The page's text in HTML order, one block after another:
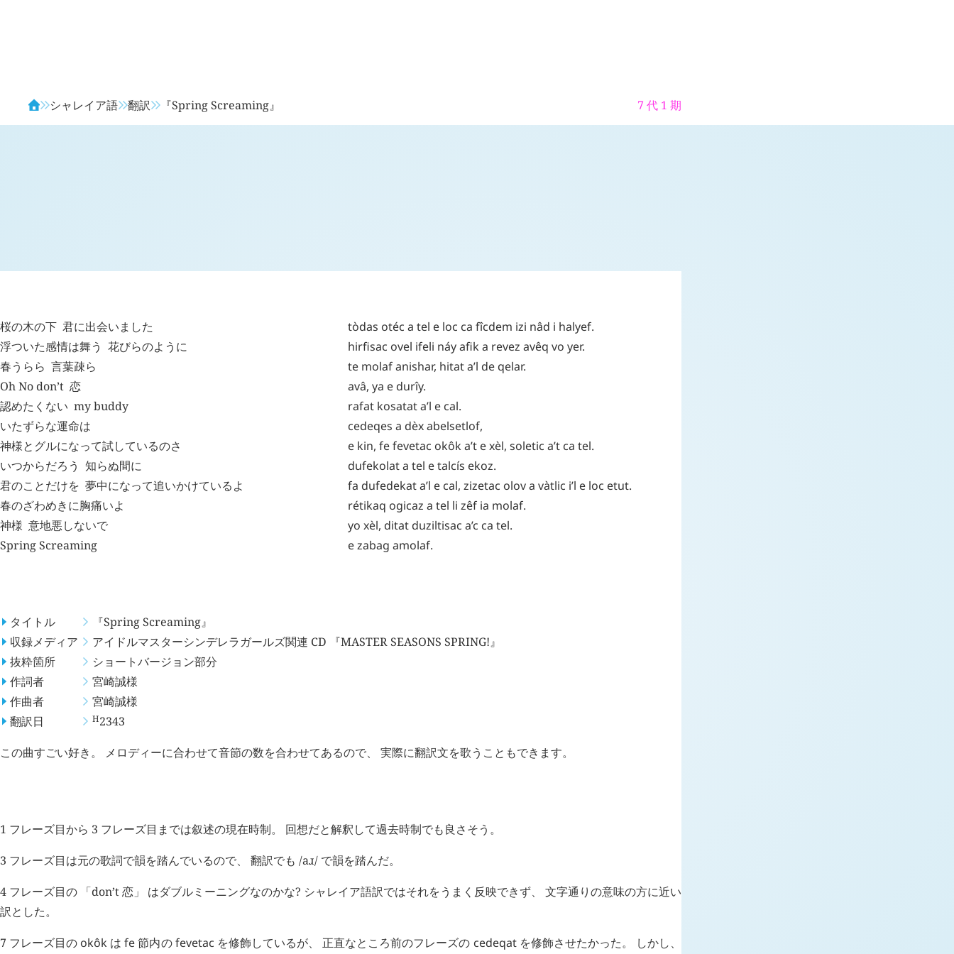
シャレイア語 翻訳 『Spring Screaming』 7 代 1 期
桜の木の下 君に出会いました tòdas otéc a tel e loc ca fîcdem izi nâd i halyef.
浮ついた感情は舞う 花びらのように hirfisac ovel ifeli náy afik a revez avêq vo yer.
春うらら 言葉疎ら te molaf anishar, hitat a’l de qelar.
Oh No don’t 恋 avâ, ya e durîy.
認めたくない my buddy rafat kosatat a’l e cal.
いたずらな運命は
cedeqes a dèx abelsetlof,
神様とグルになって試しているのさ
e kin, fe fevetac okôk a’t e xèl, soletic a’t ca tel.
いつからだろう 知らぬ間に dufekolat a tel e talcís ekoz.
君のことだけを 夢中になって追いかけているよ fa dufedekat a’l e cal, zizetac olov a vàtlic i’l e loc etut.
春のざわめきに胸痛いよ
rétikaq ogicaz a tel li zêf ia molaf.
神様 意地悪しないで yo xèl, ditat duziltisac a’c ca tel.
Spring Screaming
e zabag amolaf.
タイトル
『Spring Screaming』
収録メディア
アイドルマスターシンデレラガールズ関連 CD 『MASTER SEASONS SPRING!』
抜粋箇所
ショートバージョン部分
作詞者
宮崎誠様
作曲者
宮崎誠様
翻訳日
H2343
この曲すごい好き。 メロディーに合わせて音節の数を合わせてあるので、 実際に翻訳文を歌うこともできます。
1 フレーズ目から 3 フレーズ目までは叙述の現在時制。 回想だと解釈して過去時制でも良さそう。
3 フレーズ目は元の歌詞で韻を踏んでいるので、 翻訳でも /aɹ/ で韻を踏んだ。
4 フレーズ目の 「don’t 恋」 はダブルミーニングなのかな? シャレイア語訳ではそれをうまく反映できず、 文字通りの意味の方に近い
訳とした。
7 フレーズ目の okôk はfe節内のfevetac を修飾しているが、 正直なところ前のフレーズの cedeqatを修飾させたかった。 しかし、